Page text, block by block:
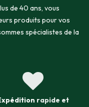
de 40 ans, vous
produits pour vos
spécialistes de la
rapide et